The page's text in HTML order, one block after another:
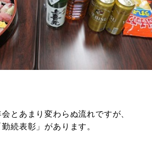
とあまり変わらぬ流れですが、
続表彰」があります。